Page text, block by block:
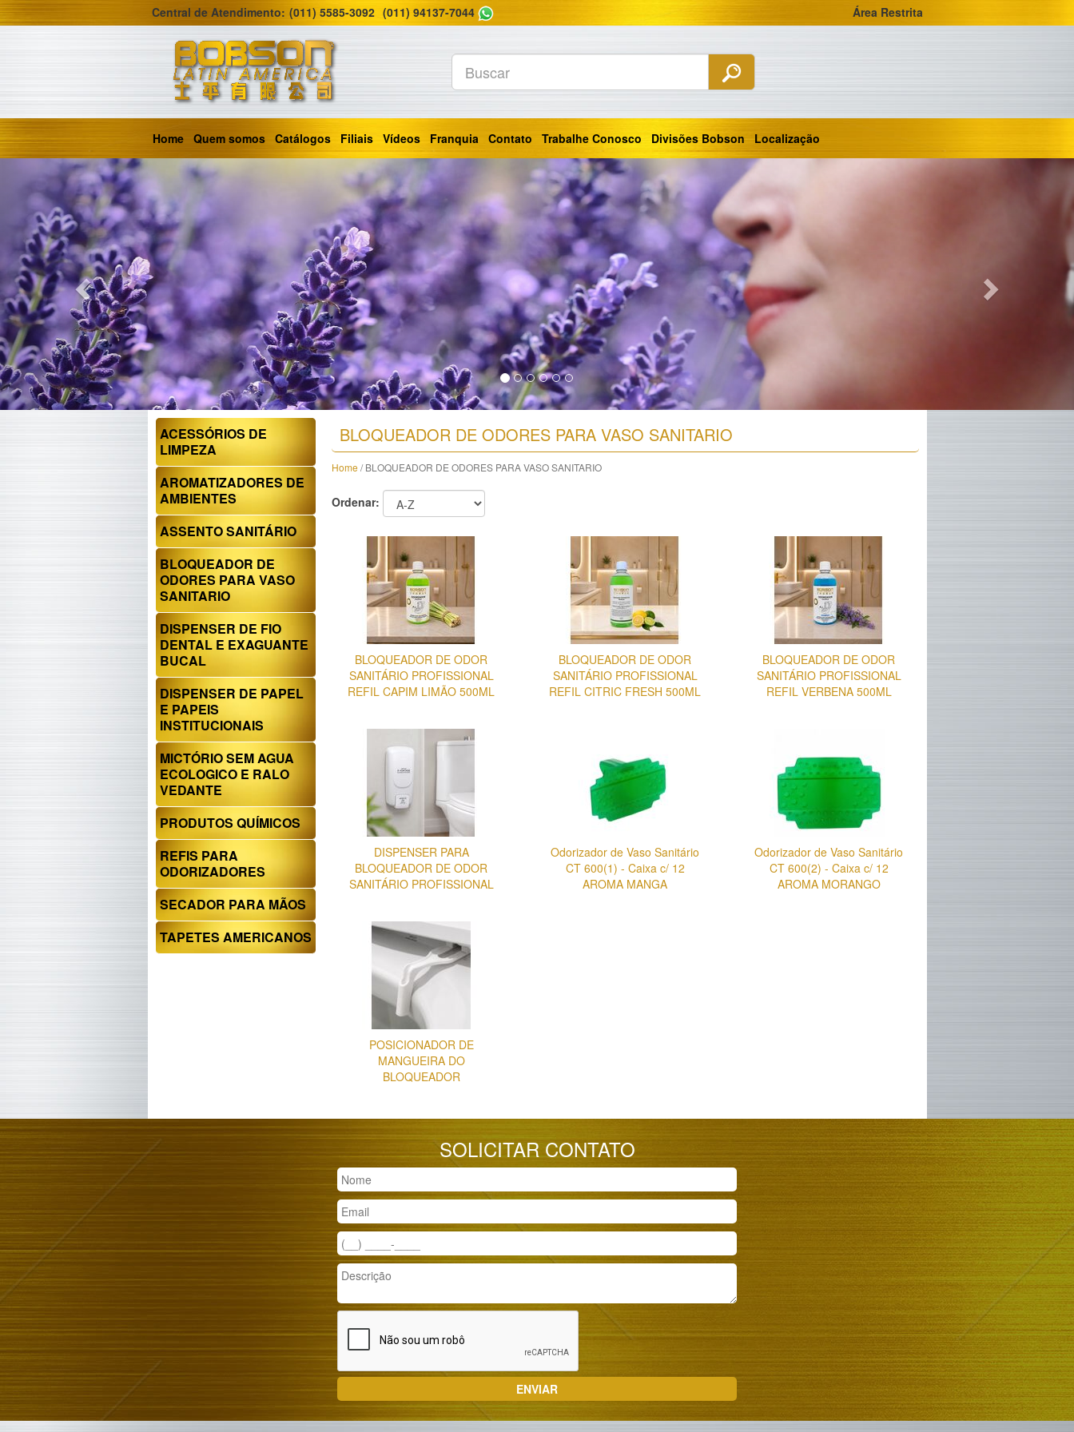
Central de Atendimento: (011) 5585-3092 (011) 94137-7044 Área Restrita
Home Quem somos Catálogos Filiais Vídeos Franquia Contato Trabalhe Conosco Divisões Bobson Localização
Previous
ACESSÓRIOS DE
LIMPEZA
AROMATIZADORES DE
AMBIENTES
ASSENTO SANITÁRIO
BLOQUEADOR DE
ODORES PARA VASO
SANITARIO
DISPENSER DE FIO
DENTAL E EXAGUANTE
BUCAL
DISPENSER DE PAPEL
E PAPEIS
INSTITUCIONAIS
MICTÓRIO SEM AGUA
ECOLOGICO E RALO
VEDANTE
PRODUTOS QUÍMICOS
REFIS PARA
ODORIZADORES
SECADOR PARA MÃOS
TAPETES AMERICANOS
BLOQUEADOR DE ODORES PARA VASO SANITARIO
Home / BLOQUEADOR DE ODORES PARA VASO SANITARIO
Ordenar:
BLOQUEADOR DE ODOR
SANITÁRIO PROFISSIONAL
REFIL CAPIM LIMÃO 500ML
BLOQUEADOR DE ODOR
SANITÁRIO PROFISSIONAL
REFIL CITRIC FRESH 500ML
BLOQUEADOR DE ODOR
SANITÁRIO PROFISSIONAL
REFIL VERBENA 500ML
DISPENSER PARA
BLOQUEADOR DE ODOR
SANITÁRIO PROFISSIONAL
Odorizador de Vaso Sanitário
CT 600(1) - Caixa c/ 12
AROMA MANGA
Odorizador de Vaso Sanitário
CT 600(2) - Caixa c/ 12
AROMA MORANGO
POSICIONADOR DE
MANGUEIRA DO
BLOQUEADOR
SOLICITAR CONTATO